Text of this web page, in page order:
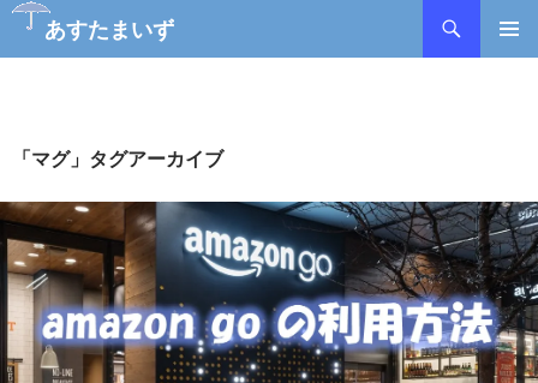
あすたまいず
検
ツ
ス
キ
プ
「マグ」タグアーカイブ